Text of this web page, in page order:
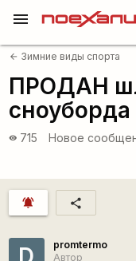
menu
arrow_back Зимние виды спорта
ПРОДАН
visibility 715 Новое
notifications_active share
promtermo
Автор